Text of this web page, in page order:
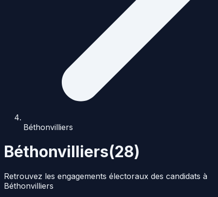
Béthonvilliers
Béthonvilliers(28)
Retrouvez les engagements électoraux des candidats à
Béthonvilliers